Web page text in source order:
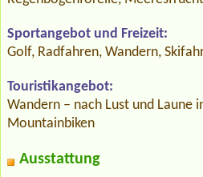
Sportangebot und Freizeit:
Golf, Radfahren, Wandern,
Touristikangebot:
Wandern – nach Lust und Laune
Mountainbiken
Ausstattung